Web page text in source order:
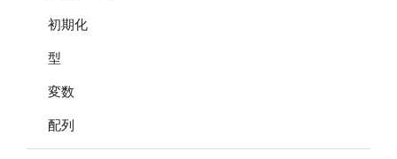
初期化
型
変数
配列